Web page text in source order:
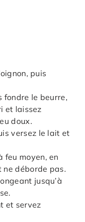
puis
fondre le beurre,
et laissez
doux.
versez le lait et
feu moyen, en
déborde pas.
jusqu’à
et servez